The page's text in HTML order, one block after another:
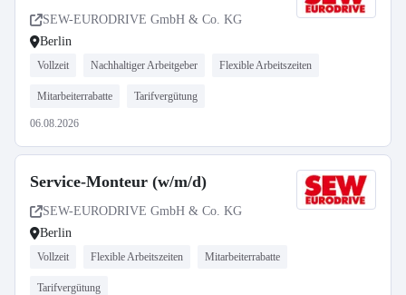
SEW-EURODRIVE GmbH & Co. KG
Berlin
Vollzeit Nachhaltiger Arbeitgeber Flexible Arbeitszeiten
Mitarbeiterrabatte Tarifvergütung
06.08.2026
Service-Monteur (w/m/d)
SEW-EURODRIVE GmbH & Co. KG
Berlin
Vollzeit Flexible Arbeitszeiten Mitarbeiterrabatte
Tarifvergütung